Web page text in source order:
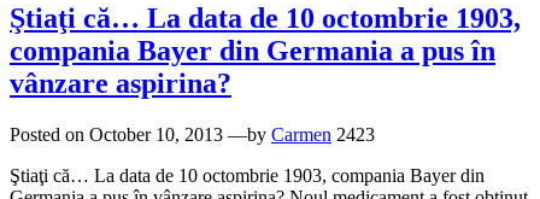
Ştiaţi că… La data de 10 octombrie 1903,
compania Bayer din Germania a pus în
vânzare aspirina?
Posted on October 10, 2013 —by Carmen 2423
Ştiaţi că… La data de 10 octombrie 1903, compania Bayer din